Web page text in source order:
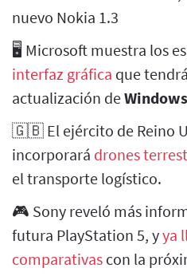
nuevo Nokia 1.3
🖥 Microsoft muestra los
interfaz gráfica que
actualización de
🇬🇧 El ejército de Reino
incorporará drones
el transporte logístico.
🎮 Sony reveló más
futura PlayStation 5, yya
comparativas con la